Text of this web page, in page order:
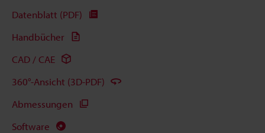
Datenblatt (PDF)
Handbücher
CAD / CAE
360°-Ansicht (3D-PDF)
Abmessungen
Software